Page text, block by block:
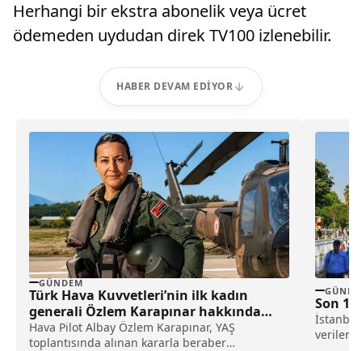
Herhangi bir ekstra abonelik veya ücret
ödemeden uydudan direk TV100 izlenebilir.
HABER DEVAM EDIYOR
GÜNDEM
Türk Hava Kuvvetleri’nin ilk kadın
generali Özlem Karapınar hakkında
dikkat çeken detay ortaya çıktı
Hava Pilot Albay Özlem Karapınar, YAŞ
toplantısında alınan kararla beraber
Son